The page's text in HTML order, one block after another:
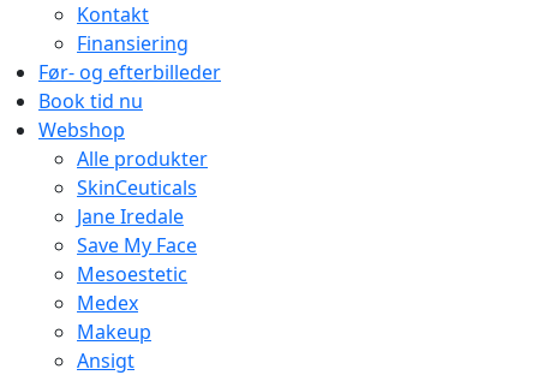
Kontakt
Finansiering
Før- og efterbilleder
Book tid nu
Webshop
Alle produkter
SkinCeuticals
Jane Iredale
Save My Face
Mesoestetic
Medex
Makeup
Ansigt